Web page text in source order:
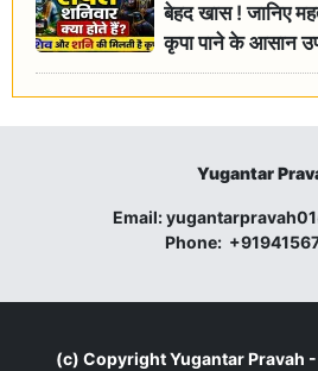
बेहद खास ! जानिए
कृपा पाने के आसान
Yugantar
Email:
Phone:
(c) CopyrightYugantar Pravah